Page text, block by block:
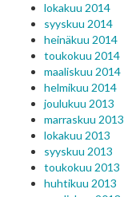
lokakuu 2014
syyskuu 2014
heinäkuu 2014
toukokuu 2014
maaliskuu 2014
helmikuu 2014
joulukuu 2013
marraskuu 2013
lokakuu 2013
syyskuu 2013
toukokuu 2013
huhtikuu 2013